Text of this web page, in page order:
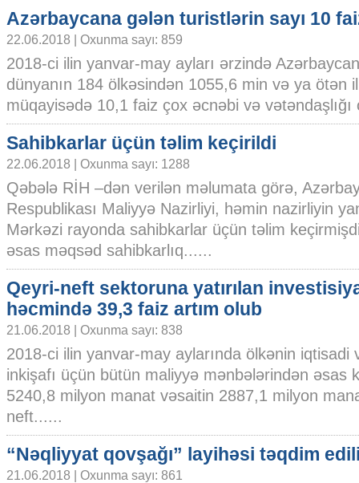
Azərbaycana gələn turistlərin sayı 10
22.06.2018 | Oxunma sayı: 859
2018-ci ilin yanvar-may ayları ərzində
dünyanın 184 ölkəsindən 1055,6 min və ya ötən
müqayisədə 10,1 faiz çox əcnəbi və
Sahibkarlar üçün təlim keçirildi
22.06.2018 | Oxunma sayı: 1288
Qəbələ RİH –dən verilən məlumata görə,
Respublikası Maliyyə Nazirliyi, həmin nazirliyin
Mərkəzi rayonda sahibkarlar üçün təlim
əsas məqsəd sahibkarlıq......
Qeyri-neft sektoruna yatırılan
həcmində 39,3 faiz artım olub
21.06.2018 | Oxunma sayı: 838
2018-ci ilin yanvar-may aylarında ölkənin iqtisadi
inkişafı üçün bütün maliyyə mənbələrindən əsas
5240,8 milyon manat vəsaitin 2887,1 milyon
neft......
“Nəqliyyat qovşağı” layihəsi təqdim
21.06.2018 | Oxunma sayı: 861